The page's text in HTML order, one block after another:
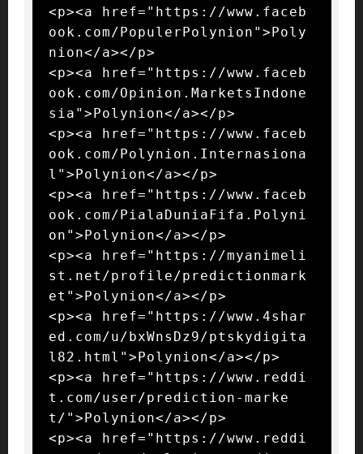
<p><a href="https://www.faceb
ook.com/PopulerPolynion">Poly
nion</a></p>
<p><a href="https://www.faceb
ook.com/Opinion.MarketsIndone
sia">Polynion</a></p>
<p><a href="https://www.faceb
ook.com/Polynion.Internasiona
l">Polynion</a></p>
<p><a href="https://www.faceb
ook.com/PialaDuniaFifa.Polyni
on">Polynion</a></p>
<p><a href="https://myanimeli
st.net/profile/predictionmark
et">Polynion</a></p>
<p><a href="https://www.4shar
ed.com/u/bxWnsDz9/ptskydigita
l82.html">Polynion</a></p>
<p><a href="https://www.reddi
t.com/user/prediction-marke
t/">Polynion</a></p>
<p><a href="https://www.reddi